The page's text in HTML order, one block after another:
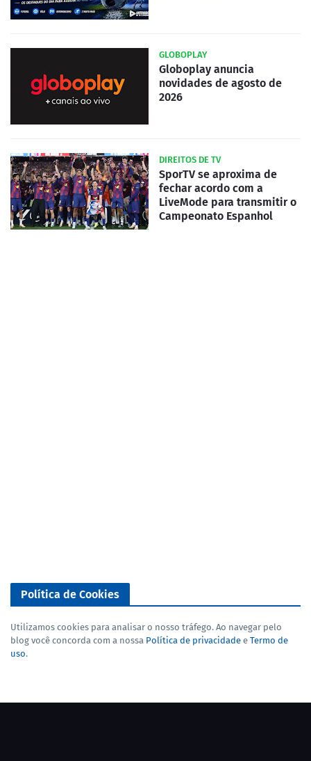
GLOBOPLAY
Globoplay anuncia
novidades de agosto de
2026
DIREITOS DE TV
SporTV se aproxima de
fechar acordo com a
LiveMode para transmitir o
Campeonato Espanhol
Política de Cookies
Utilizamos cookies para analisar o nosso tráfego. Ao navegar pelo
blog você concorda com a nossa Política de privacidade e Termo de
uso.